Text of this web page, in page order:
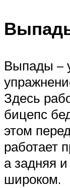
Выпады –
Здесь
бицепс
этом
работает
а задняя
широком.